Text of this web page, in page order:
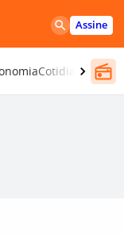
Assine
Cotidiano